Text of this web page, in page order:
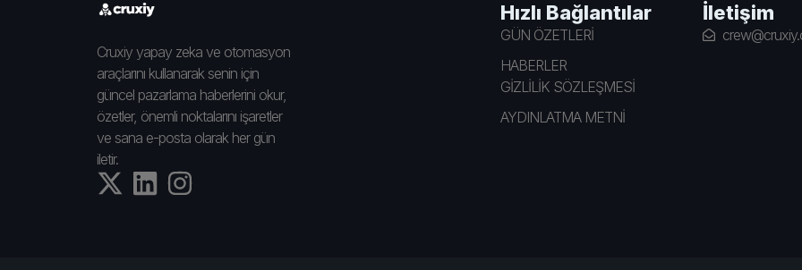
Cruxiy yapay zeka ve otomasyon
araçlarını kullanarak senin için
güncel pazarlama haberlerini okur,
özetler, önemli noktalarını işaretler
ve sana e-posta olarak her gün
iletir.
Hızlı Bağlantılar
GÜN ÖZETLERİ
HABERLER
GİZLİLİK SÖZLEŞMESİ
AYDINLATMA METNİ
İletişim